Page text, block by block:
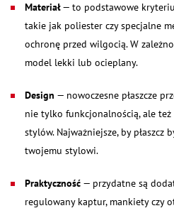
Materiał— to podstawowe
takie jak poliester czy specjalne
ochronę przed wilgocią. W
model lekki lub ocieplany.
Design — nowoczesne płaszcze
nie tylko funkcjonalnością, ale
stylów. Najważniejsze, by płaszcz
twojemu stylowi.
Praktyczność — przydatne są
regulowany kaptur, mankiety czy